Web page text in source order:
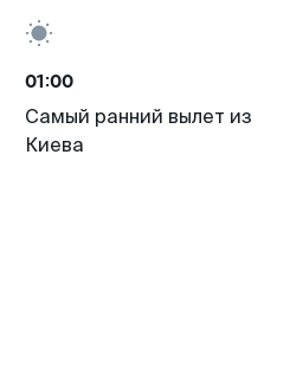
01:00
Самый ранний вылет из
Киева